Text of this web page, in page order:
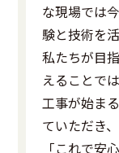
な現場では
験と技術を
私たちが目
えることで
工事が始ま
ていただき
「これで安